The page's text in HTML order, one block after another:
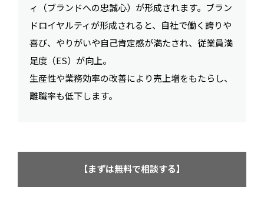
ィ（ブランドへの忠誠心）が形成されます。ブラン
ドロイヤルティが形成されると、自社で働く誇りや
喜び、やりがいや自己肯定感が満たされ、従業員満
足度（ES）が向上。
生産性や業務効率の改善により売上増をもたらし、
離職率も低下します。
【まずは無料で相談する】